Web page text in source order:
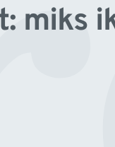
miks